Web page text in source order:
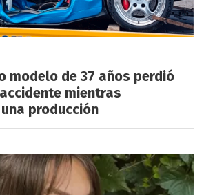
modelo de 37 años perdió
mientras
producción